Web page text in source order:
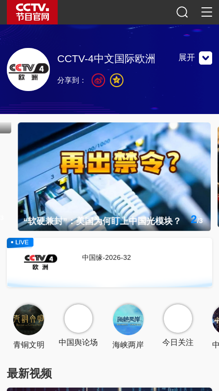
CCTV-4中文国际欧洲
中央电视台唯一一个面向全球播出的中文频道，目标观众是
全球华人，特别是居住在海外的华人、华侨以及港、澳、台
同胞。
中央电视台唯一一个面向全球播出的中文频道，目标观众是
全球华人，特别是居住在海外的华人、华侨以及港、澳、台
同胞。
联系地址：中国北京市朝阳区光华路甲一号院
邮编：100789
官方微博
点击关注
微信公众号 央视影音
展开
分享到：
“软硬兼封”：美国为何盯上中国光模块？ 2/3
中国缘-2026-32
青铜文明 中国舆论场 海峡两岸 今日关注
最新视频